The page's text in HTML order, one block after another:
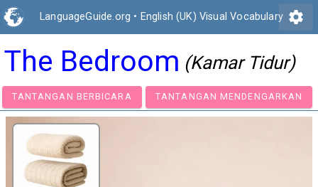
LanguageGuide.org • English (UK) Visual Vocabulary settings
The Bedroom (Kamar Tidur)
TANTANGAN BERBICARA TANTANGAN